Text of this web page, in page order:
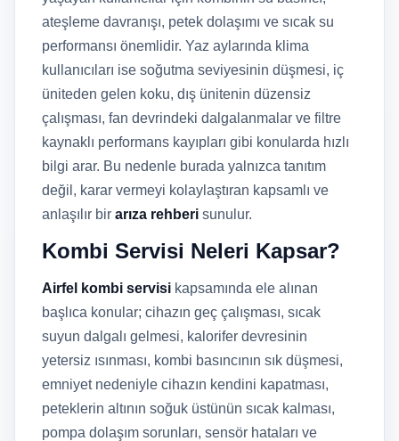
ateşleme davranışı, petek dolaşımı ve sıcak su
performansı önemlidir. Yaz aylarında klima
kullanıcıları ise soğutma seviyesinin düşmesi, iç
üniteden gelen koku, dış ünitenin düzensiz
çalışması, fan devrindeki dalgalanmalar ve filtre
kaynaklı performans kayıpları gibi konularda hızlı
bilgi arar. Bu nedenle burada yalnızca tanıtım
değil, karar vermeyi kolaylaştıran kapsamlı ve
anlaşılır bir arıza rehberi sunulur.
Kombi Servisi Neleri Kapsar?
Airfel kombi servisi kapsamında ele alınan
başlıca konular; cihazın geç çalışması, sıcak
suyun dalgalı gelmesi, kalorifer devresinin
yetersiz ısınması, kombi basıncının sık düşmesi,
emniyet nedeniyle cihazın kendini kapatması,
peteklerin altının soğuk üstünün sıcak kalması,
pompa dolaşım sorunları, sensör hataları ve